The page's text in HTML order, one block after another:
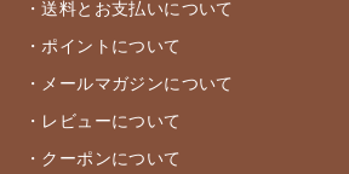
・送料とお支払いについて
・ポイントについて
・メールマガジンについて
・レビューについて
・クーポンについて